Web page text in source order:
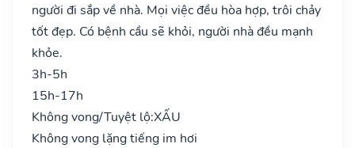
người đi sắp về nhà. Mọi việc đều hòa hợp, trôi chảy
tốt đẹp. Có bệnh cầu sẽ khỏi, người nhà đều mạnh
khỏe.
3h-5h
15h-17h
Không vong/Tuyệt lộ:XẤU
Không vong lặng tiếng im hơi